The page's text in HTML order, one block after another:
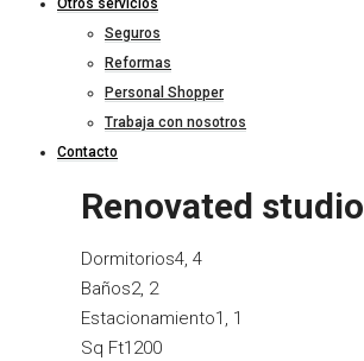
Otros servicios
Seguros
Reformas
Personal Shopper
Trabaja con nosotros
Contacto
Renovated studio
Dormitorios4, 4
Baños2, 2
Estacionamiento1, 1
Sq Ft1200